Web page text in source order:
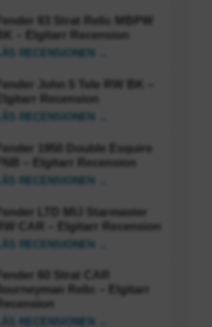
Fender 63 Strat Relic MBPW
BK – Elgitarr Recension
LÄS RECENSIONEN →
Fender John 5 Tele RW BK –
Elgitarr Recension
LÄS RECENSIONEN →
Fender 1950 Double Esquire
FNB – Elgitarr Recension
LÄS RECENSIONEN →
Fender LTD MIJ Starmaster
RW CAR – Elgitarr Recension
LÄS RECENSIONEN →
Fender 60 Strat CAR
Journeyman Relic – Elgitarr
Recension